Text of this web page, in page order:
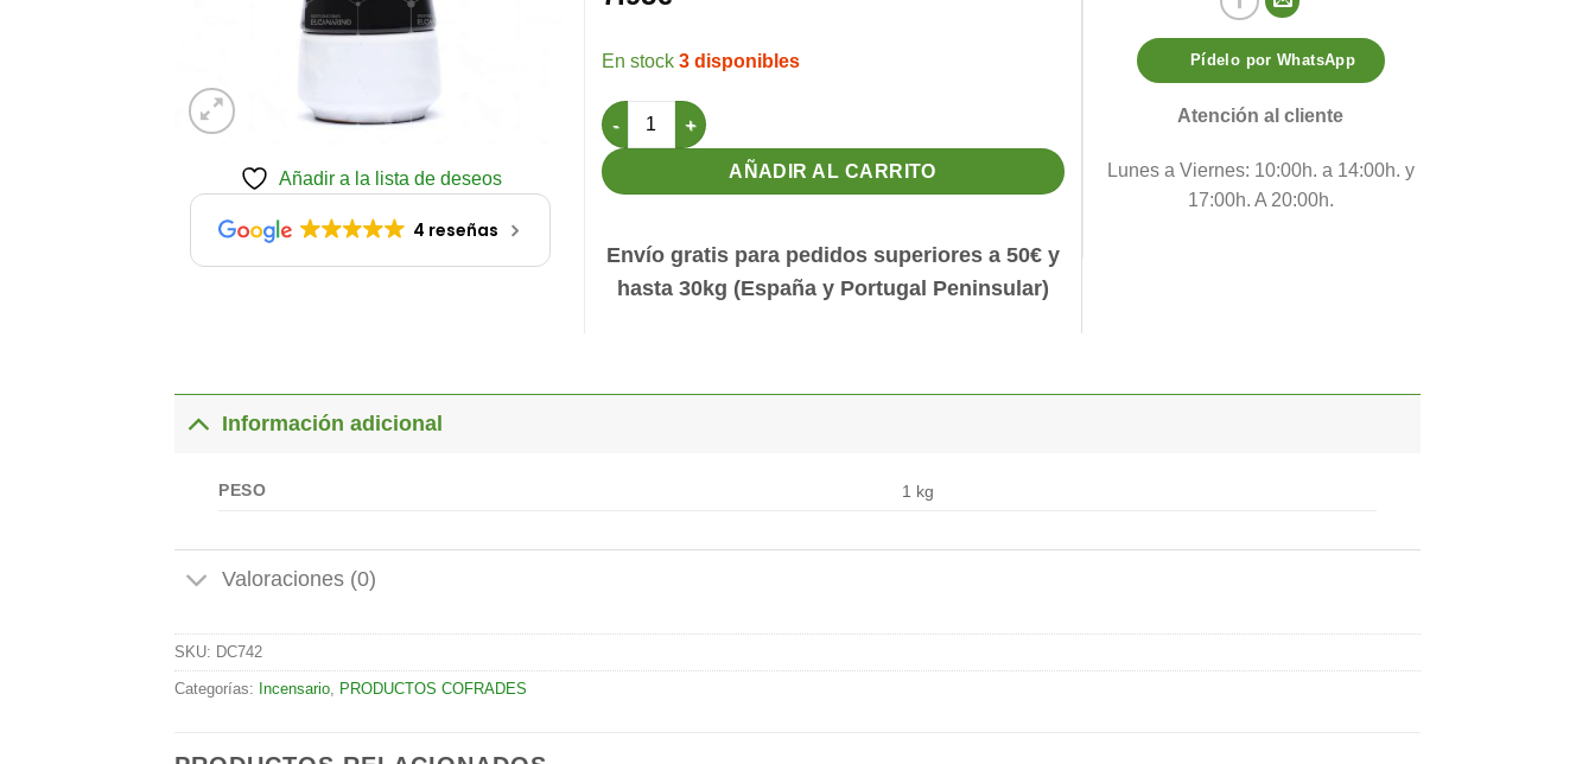
Añadir a la lista de deseos
4 reseñas
3 disponibles
Incensario Nazareno Negro + Blanco cantidad
AÑADIR AL CARRITO
Envío gratis para pedidos superiores a 50€ y
hasta 30kg (España y Portugal Peninsular)
Pídelo por WhatsApp
Atención al cliente
Lunes a Viernes: 10:00h. a 14:00h. y
17:00h. A 20:00h.
Información adicional
PESO 1 kg
Valoraciones (0)
SKU: DC742
Categorías: Incensario PRODUCTOS COFRADES